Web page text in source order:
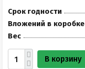
Срок годности
Вложений в коробке
Вес
В корзину